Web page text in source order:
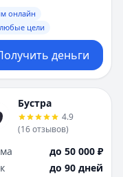
онлайн
цели
деньги
Бустра
4.9
(16отзывов)
до 50 000 ₽
до 90 дней